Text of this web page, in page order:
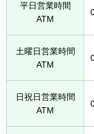
平日営業時間
ATM
土曜日営業時間
ATM
日祝日営業時間
ATM